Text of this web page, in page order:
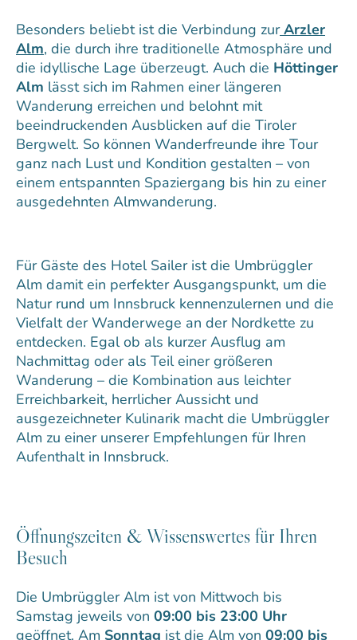
Besonders beliebt ist die Verbindung zurArzler
Alm, die durch ihre traditionelle Atmosphäre und
die idyllische Lage überzeugt. Auch die Höttinger
Alm lässt sich im Rahmen einer längeren
Wanderung erreichen und belohnt mit
beeindruckenden Ausblicken auf die Tiroler
Bergwelt. So können Wanderfreunde ihre Tour
ganz nach Lust und Kondition gestalten – von
einem entspannten Spaziergang bis hin zu einer
ausgedehnten Almwanderung.
Für Gäste des Hotel Sailer ist die Umbrüggler
Alm damit ein perfekter Ausgangspunkt, um die
Natur rund um Innsbruck kennenzulernen und die
Vielfalt der Wanderwege an der Nordkette zu
entdecken. Egal ob als kurzer Ausflug am
Nachmittag oder als Teil einer größeren
Wanderung – die Kombination aus leichter
Erreichbarkeit, herrlicher Aussicht und
ausgezeichneter Kulinarik macht die Umbrüggler
Alm zu einer unserer Empfehlungen für Ihren
Aufenthalt in Innsbruck.
Öffnungszeiten & Wissenswertes für Ihren
Besuch
Die Umbrüggler Alm ist von Mittwoch bis
Samstag jeweils von 09:00 bis 23:00 Uhr
geöffnet. Am Sonntag ist die Alm von 09:00 bis